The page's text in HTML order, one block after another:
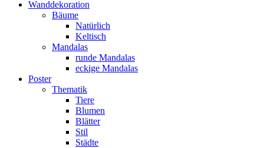
Wanddekoration
Bäume
Natürlich
Keltisch
Mandalas
runde Mandalas
eckige Mandalas
Poster
Thematik
Tiere
Blumen
Blätter
Stil
Städte